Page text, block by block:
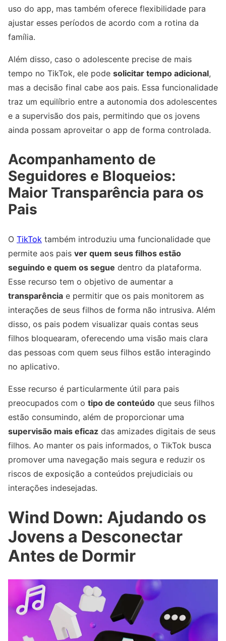
uso do app, mas também oferece flexibilidade para
ajustar esses períodos de acordo com a rotina da
família.
Além disso, caso o adolescente precise de mais
tempo no TikTok, ele pode solicitar tempo adicional,
mas a decisão final cabe aos pais. Essa funcionalidade
traz um equilíbrio entre a autonomia dos adolescentes
e a supervisão dos pais, permitindo que os jovens
ainda possam aproveitar o app de forma controlada.
Acompanhamento de
Seguidores e Bloqueios:
Maior Transparência para os
Pais
O TikTok também introduziu uma funcionalidade que
permite aos pais ver quem seus filhos estão
seguindo e quem os segue dentro da plataforma.
Esse recurso tem o objetivo de aumentar a
transparência e permitir que os pais monitorem as
interações de seus filhos de forma não intrusiva. Além
disso, os pais podem visualizar quais contas seus
filhos bloquearam, oferecendo uma visão mais clara
das pessoas com quem seus filhos estão interagindo
no aplicativo.
Esse recurso é particularmente útil para pais
preocupados com o tipo de conteúdo que seus filhos
estão consumindo, além de proporcionar uma
supervisão mais eficaz das amizades digitais de seus
filhos. Ao manter os pais informados, o TikTok busca
promover uma navegação mais segura e reduzir os
riscos de exposição a conteúdos prejudiciais ou
interações indesejadas.
Wind Down: Ajudando os
Jovens a Desconectar
Antes de Dormir